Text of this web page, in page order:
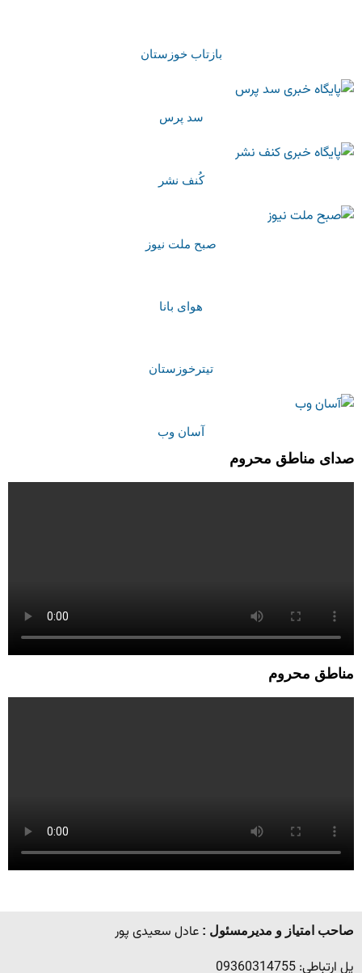
بازتاب خوزستان
سد پرس
کُنف نشر
صبح ملت نیوز
هوای بانا
تیترخوزستان
آسان وب
صدای مناطق محروم
مناطق محروم
صاحب امتیاز و مدیرمسئول : عادل سعیدی پور
پل ارتباطی: 09360314755